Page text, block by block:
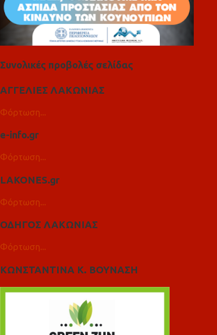
Συνολικές προβολές σελίδας
ΑΓΓΕΛΙΕΣ ΛΑΚΩΝΙΑΣ
Φόρτωση...
e-info.gr
Φόρτωση...
LAKONES.gr
Φόρτωση...
ΟΔΗΓΟΣ ΛΑΚΩΝΙΑΣ
Φόρτωση...
ΚΩΝΣΤΑΝΤΙΝΑ Κ. ΒΟΥΝΑΣΗ